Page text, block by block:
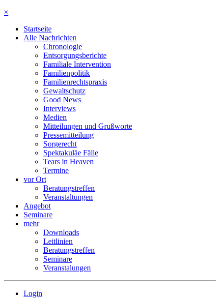
×
Startseite
Alle Nachrichten
Chronologie
Entsorgungsberichte
Familiale Intervention
Familienpolitik
Familienrechtspraxis
Gewaltschutz
Good News
Interviews
Medien
Mitteilungen und Grußworte
Pressemitteilung
Sorgerecht
Spektakuläe Fälle
Tears in Heaven
Termine
vor Ort
Beratungstreffen
Veranstaltungen
Angebot
Seminare
mehr
Downloads
Leitlinien
Beratungstreffen
Seminare
Veranstalungen
Login